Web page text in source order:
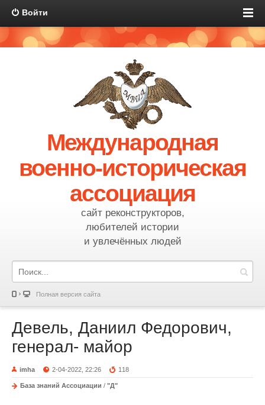
Войти
Международная
военно-историческая
ассоциация
сайт реконструкторов,
любителей истории
и увлечённых людей
Полная версия сайта
Девель, Даниил Федорович,
генерал- майор
imha 2-04-2022, 22:26 118
База знаний Ассоциации / "Д"